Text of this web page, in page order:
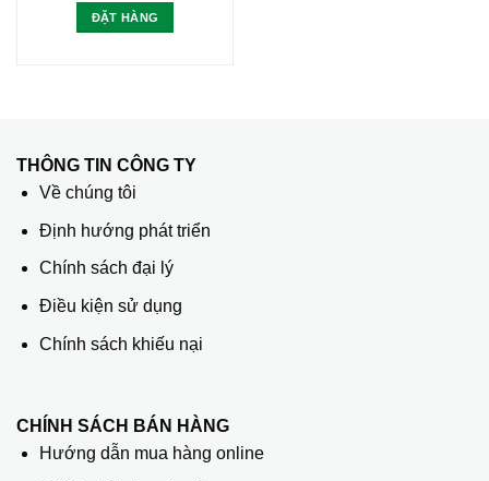
là:
300.000₫.
ĐẶT HÀNG
THÔNG TIN CÔNG TY
Về chúng tôi
Định hướng phát triển
Chính sách đại lý
Điều kiện sử dụng
Chính sách khiếu nại
CHÍNH SÁCH BÁN HÀNG
Hướng dẫn mua hàng online